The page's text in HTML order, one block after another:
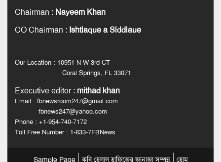
Chairman : Nayeem Khan
CO Chairman : Ishtiaque a Siddiaue
Our Location : 10951 N W 3rd CT
Coral Springs, FL 33071
Executive editor: mithad khan
Email : fbnewsroom247@gmail.com
fbnews247@yahoo.com
Phone : +1-954-740-7172
Toll Free Number : 1-833-7FBNews
Sample Page কবি হেলাল হাফিজের জানাজা সম্পন্ন হোম